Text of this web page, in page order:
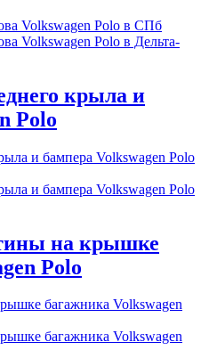
крыла и
Polo
на крышке
Polo